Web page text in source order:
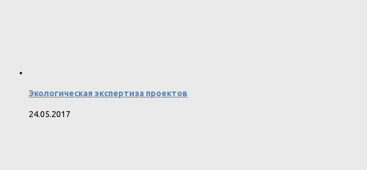
Экологическая экспертиза проектов
24.05.2017